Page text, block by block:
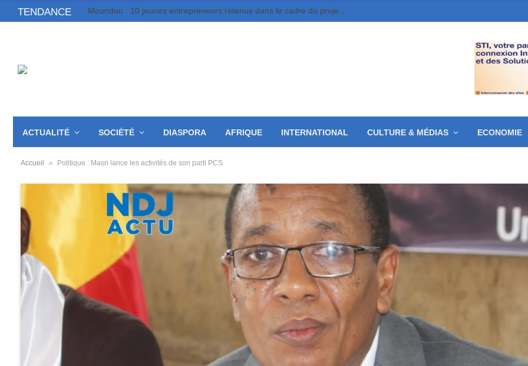
TENDANCE Moundou : 10 jeunes entrepreneurs retenus dans le cadre du projet MounDix
ACTUALITÉ SOCIÉTÉ DIASPORA AFRIQUE INTERNATIONAL CULTURE & MÉDIAS ECONOMIE
Accueil » Politique : Masri lance les activités de son parti PCS